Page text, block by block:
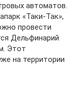
автоматов.
«Таки-Так»,
провести
Дельфинарий
Этот
на территории